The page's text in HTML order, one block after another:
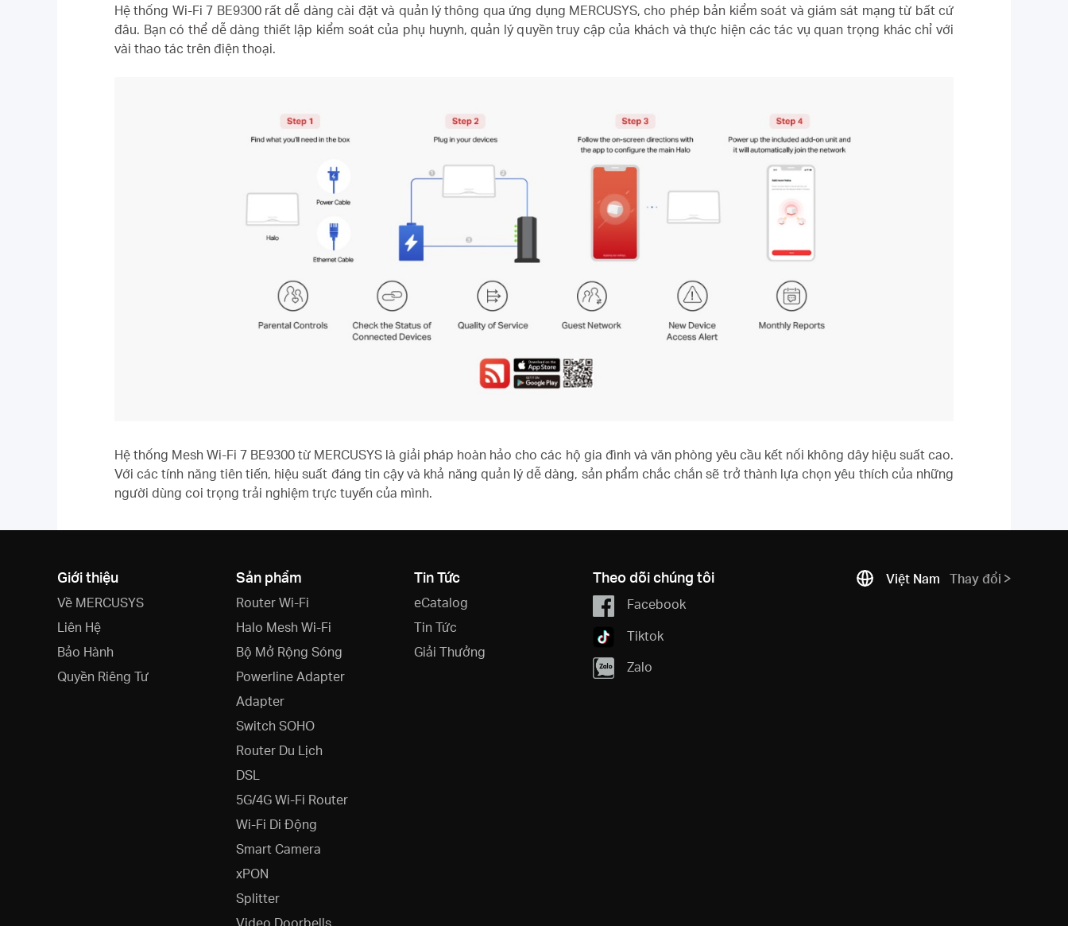
Hệ thống Wi-Fi 7 BE9300 rất dễ dàng cài đặt và quản lý thông qua ứng dụng MERCUSYS, cho phép bản kiểm soát và giám sát mạng từ bất cứ
đâu. Bạn có thể dễ dàng thiết lập kiểm soát của phụ huynh, quản lý quyền truy cập của khách và thực hiện các tác vụ quan trọng khác chỉ với
vài thao tác trên điện thoại.
Hệ thống Mesh Wi-Fi 7 BE9300 từ MERCUSYS là giải pháp hoàn hảo cho các hộ gia đình và văn phòng yêu cầu kết nối không dây hiệu suất cao.
Với các tính năng tiên tiến, hiệu suất đáng tin cậy và khả năng quản lý dễ dàng, sản phẩm chắc chắn sẽ trở thành lựa chọn yêu thích của những
người dùng coi trọng trải nghiệm trực tuyến của mình.
Giới thiệu
Về MERCUSYS
Liên Hệ
Bảo Hành
Quyền Riêng Tư
Sản phẩm
Router Wi-Fi
Halo Mesh Wi-Fi
Bộ Mở Rộng Sóng
Powerline Adapter
Adapter
Switch SOHO
Router Du Lịch
DSL
5G/4G Wi-Fi Router
Wi-Fi Di Động
Smart Camera
xPON
Splitter
Video Doorbells
Tin Tức
eCatalog
Tin Tức
Giải Thưởng
Theo dõi chúng tôi
Facebook
Tiktok
Zalo
Việt Nam Thay đổi